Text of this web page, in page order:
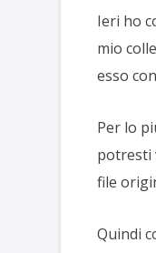
Ieri ho
mio
esso
Per lo
potresti
file
Quindi